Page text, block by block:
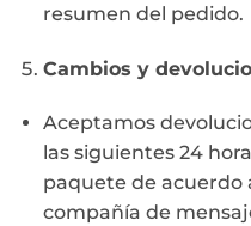
resumen del pedido.
Cambios y
Aceptamos
las siguientes 24
paquete de acuerdo
compañía de